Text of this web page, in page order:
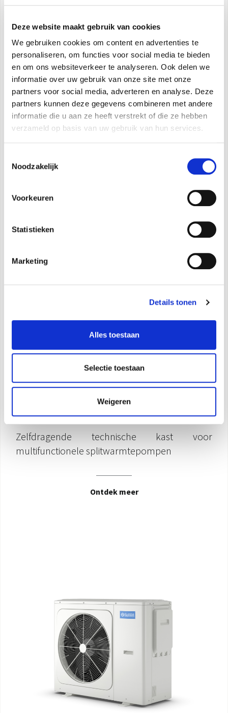
Deze website maakt gebruik van cookies
We gebruiken cookies om content en advertenties te
personaliseren, om functies voor social media te bieden
en om ons websiteverkeer te analyseren. Ook delen we
informatie over uw gebruik van onze site met onze
partners voor social media, adverteren en analyse. Deze
partners kunnen deze gegevens combineren met andere
informatie die u aan ze heeft verstrekt of die ze hebben
verzameld op basis van uw gebruik van hun services.
Noodzakelijk
Voorkeuren
Statistieken
Marketing
Details tonen
Alles toestaan
Selectie toestaan
Weigeren
Sherpa S2
Warmtepomp split
Kit Sherpa Flex Box AS
Zelfdragende technische kast voor
multifunctionele splitwarmtepompen
Ontdek meer